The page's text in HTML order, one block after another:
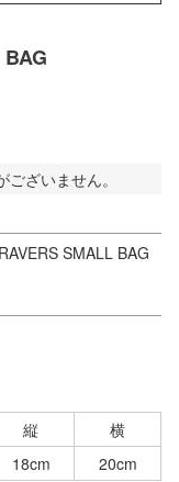
ざいません。
SMALL BAG
縦
横
18cm 20cm